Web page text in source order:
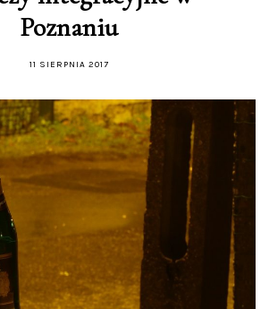
Poznaniu
11 SIERPNIA 2017